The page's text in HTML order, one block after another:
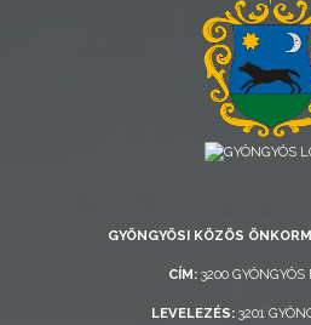
FEJLESZTÉSEK
GYÖNGYÖSI KÖZÖS
CÍM:3200 GYÖNGYÖS
LEVELEZÉS: 3201